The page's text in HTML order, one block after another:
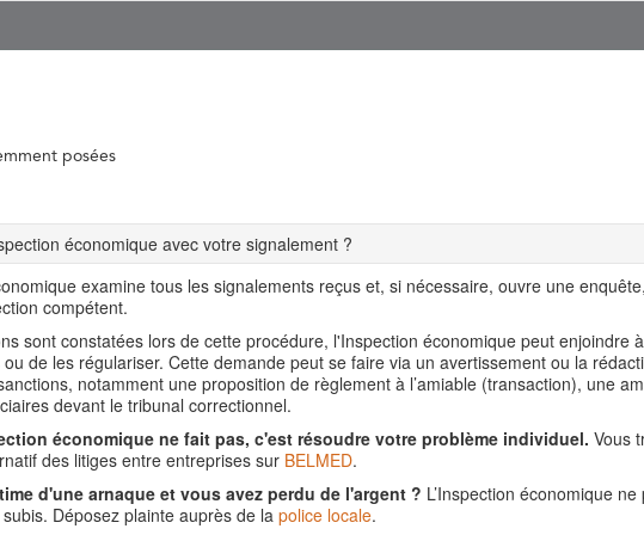
posées
économique avec votre signalement ?
examine tous les signalements reçus et, si nécessaire, ouvre une
compétent.
sont constatées lors de cette procédure, l'Inspection économique peut enjoindre
de les régulariser. Cette demande peut se faire via un avertissement ou la
notamment une proposition de règlement à l’amiable (transaction), une
devant le tribunal correctionnel.
économique ne fait pas, c'est résoudre votre problème individuel. Vous
des litiges entre entreprises sur BELMED.
d'une arnaque et vous avez perdu de l'argent ? L’Inspection économique
Déposez plainte auprès de lapolice locale.